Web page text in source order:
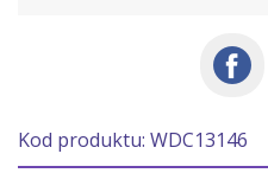
Kod produktu: WDC13146